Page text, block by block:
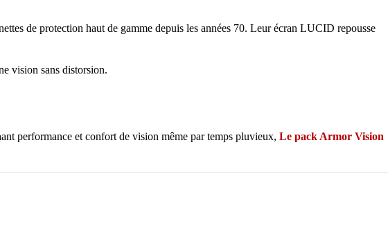
de protection haut de gamme depuis les années 70. Leur écran LUCID repousse
vision sans distorsion.
performance et confort de vision même par temps pluvieux, Le pack Armor Vision